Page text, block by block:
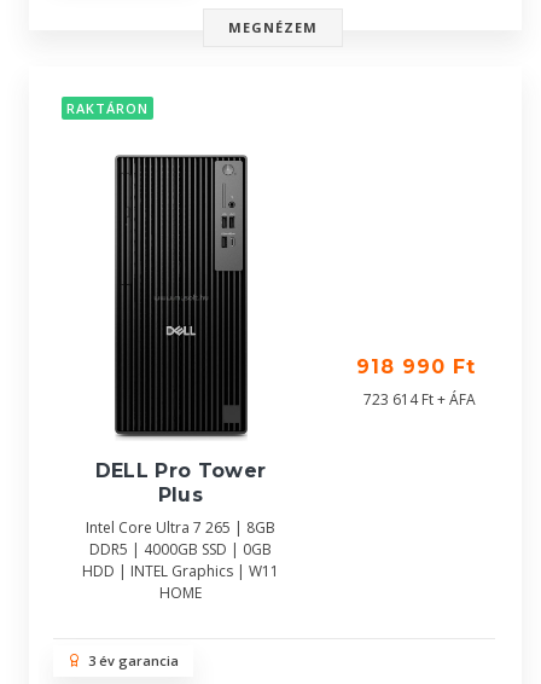
MEGNÉZEM
RAKTÁRON
DELL Pro Tower
Plus
Intel Core Ultra 7 265 | 8GB
DDR5 | 4000GB SSD | 0GB
HDD | INTEL Graphics | W11
HOME
918 990 Ft
723 614 Ft + ÁFA
3 év garancia